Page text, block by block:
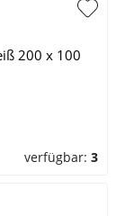
200 x 100
verfügbar:3